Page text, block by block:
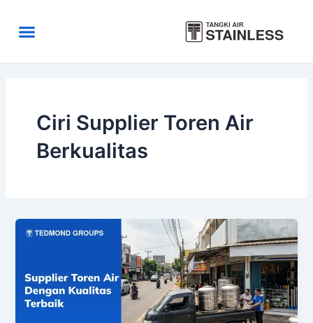
contentMenu
Ciri Supplier Toren Air
Berkualitas